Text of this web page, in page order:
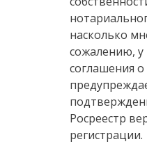
насколько
сожалению,
соглашения
Росреестр
регистрации.